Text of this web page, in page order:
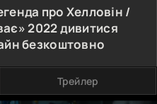
про Хелловін /
2022дивитися
безкоштовно
Трейлер